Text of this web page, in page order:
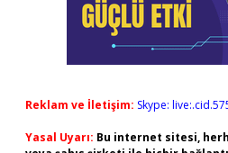
Reklam ve İletişim: Skype:
Yasal Uyarı: Bu internet sitesi,